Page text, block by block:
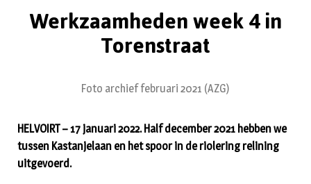
Werkzaamheden week 4 in
Torenstraat
Foto archief februari 2021 (AZG)
HELVOIRT – 17 januari 2022. Half december 2021 hebben we
tussen Kastanjelaan en het spoor in de riolering relining
uitgevoerd.